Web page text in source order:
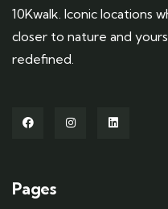
10Kwalk. Iconic locations
closer to nature and
redefined.
Pages